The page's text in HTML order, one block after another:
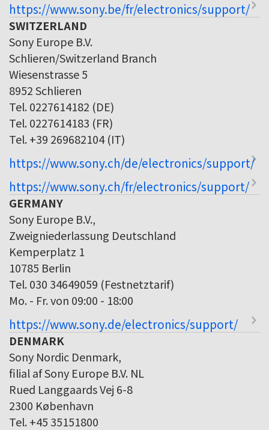
https://www.sony.be/fr/electronics/support/
SWITZERLAND
Sony Europe B.V.
Schlieren/Switzerland Branch
Wiesenstrasse 5
8952 Schlieren
Tel. 0227614182 (DE)
Tel. 0227614183 (FR)
Tel. +39 269682104 (IT)
https://www.sony.ch/de/electronics/support/
https://www.sony.ch/fr/electronics/support/
GERMANY
Sony Europe B.V.,
Zweigniederlassung Deutschland
Kemperplatz 1
10785 Berlin
Tel. 030 34649059 (Festnetztarif)
Mo. - Fr. von 09:00 - 18:00
https://www.sony.de/electronics/support/
DENMARK
Sony Nordic Denmark,
filial af Sony Europe B.V. NL
Rued Langgaards Vej 6-8
2300 København
Tel. +45 35151800